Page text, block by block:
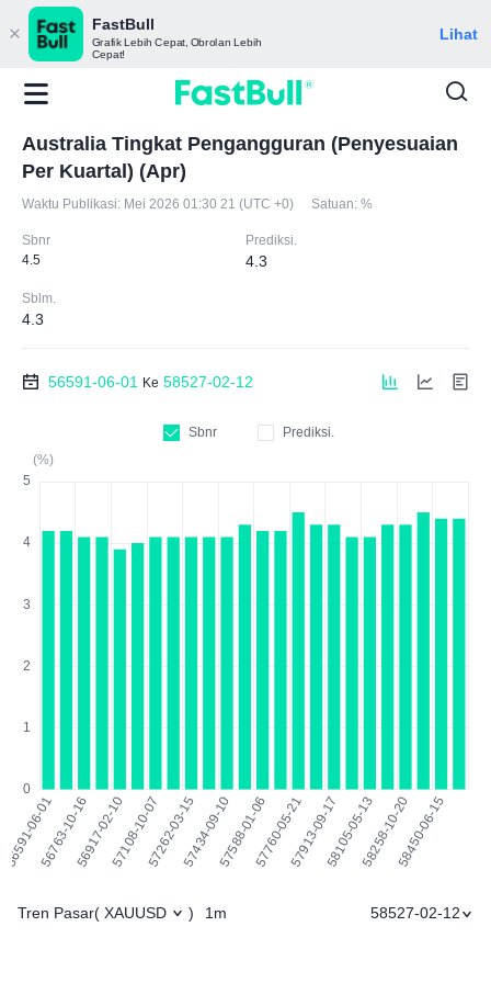
FastBull
Grafik Lebih Cepat, Obrolan Lebih
Cepat!
Lihat
Australia Tingkat Pengangguran (Penyesuaian
Per Kuartal) (Apr)
Waktu Publikasi: Mei 2026 01:30 21 (UTC +0) Satuan: %
Sbnr
4.5
Prediksi.
4.3
Sblm.
4.3
56591-06-01 Ke 58527-02-12
Sbnr
Prediksi.
(%)
Tren Pasar( XAUUSD ) 1m 58527-02-12